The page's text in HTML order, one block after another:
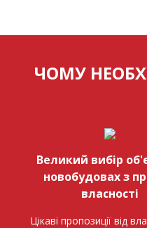
ЧОМУ
Великий вибір
новобудовах з
власності
Цікаві пропозиції від